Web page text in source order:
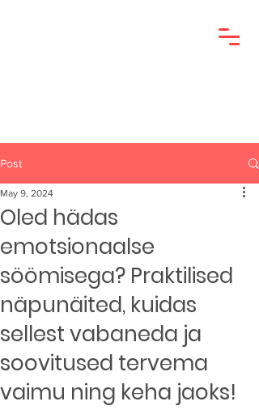
Post
Oled hädas
emotsionaalse
söömisega? Praktilised
näpunäited, kuidas
sellest vabaneda ja
soovitused tervema
vaimu ning keha jaoks!
May 9, 2024